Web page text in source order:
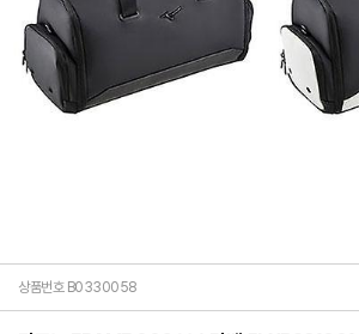
상품번호 B0330058